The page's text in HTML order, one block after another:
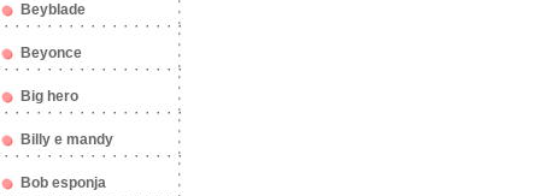
Beyblade
Beyonce
Big hero
Billy e mandy
Bob esponja